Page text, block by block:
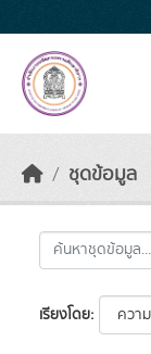
ชุดข้อมูล
เรียงโดย